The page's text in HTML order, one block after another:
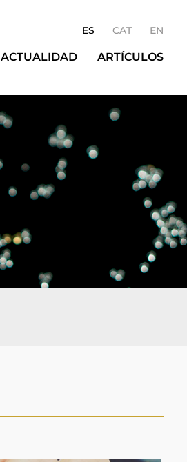
ES CAT EN
ACTUALIDAD ARTÍCULOS